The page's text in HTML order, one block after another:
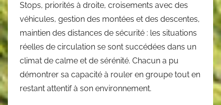
Stops, priorités à droite, croisements avec des
véhicules, gestion des montées et des descentes,
maintien des distances de sécurité : les situations
réelles de circulation se sont succédées dans un
climat de calme et de sérénité. Chacun a pu
démontrer sa capacité à rouler en groupe tout en
restant attentif à son environnement.